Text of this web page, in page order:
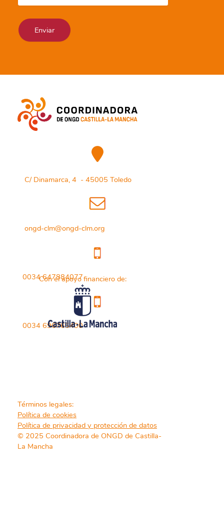
C/ Dinamarca, 4 - 45005 Toledo
ongd-clm@ongd-clm.org
0034 647884077
0034 696765400
Con el apoyo financiero de:
Términos legales:
Política de cookies
Política de privacidad y protección de datos
© 2025 Coordinadora de ONGD de Castilla-
La Mancha